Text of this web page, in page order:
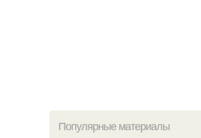
Популярные материалы